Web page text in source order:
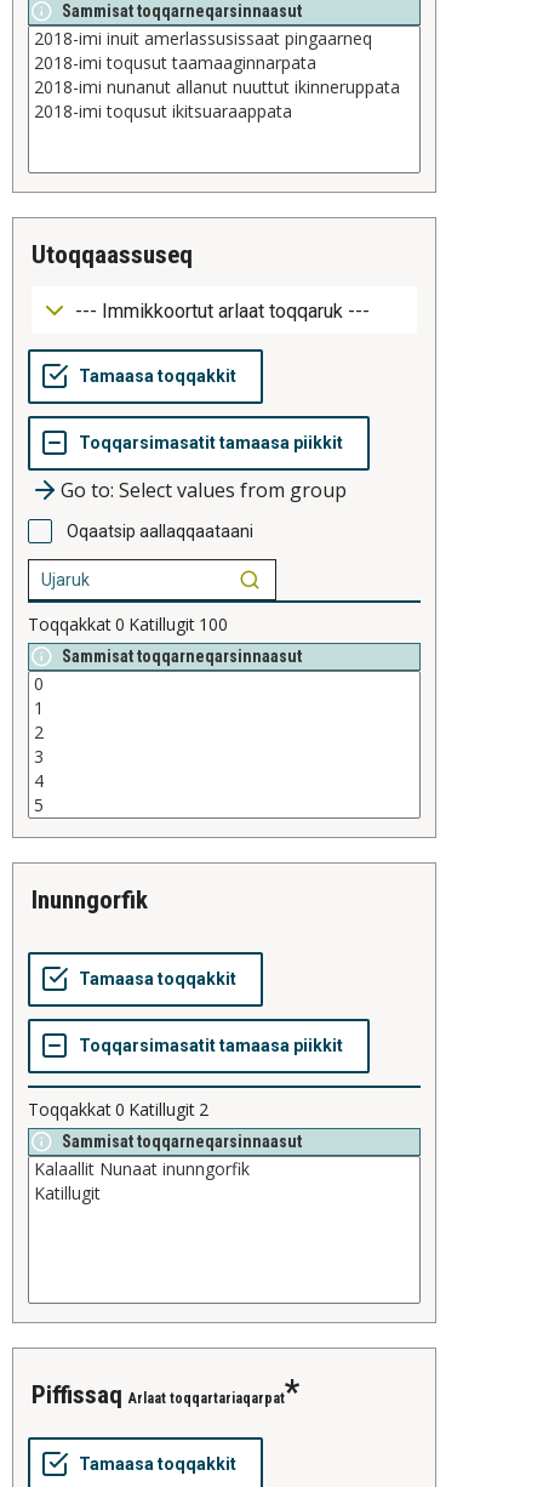
Sammisat toqqarneqarsinnaasut
utoqqaassuseq
Go to: Select values from group
Oqaatsip aallaqqaataani
Toqqakkat0 Katillugit 100
Sammisat toqqarneqarsinnaasut
inunngorfik
Toqqakkat0 Katillugit 2
Sammisat toqqarneqarsinnaasut
piffissaq Arlaat toqqartariaqarpat